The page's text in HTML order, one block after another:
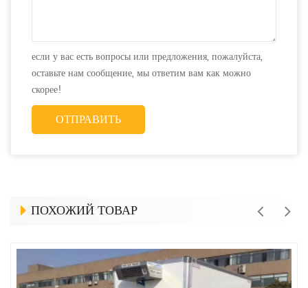
если у вас есть вопросы или предложения, пожалуйста,
оставьте нам сообщение, мы ответим вам как можно
скорее!
ПОХОЖИЙ ТОВАР